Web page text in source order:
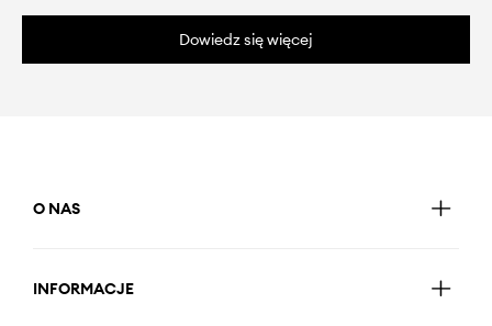
Dowiedz się więcej
O NAS
INFORMACJE